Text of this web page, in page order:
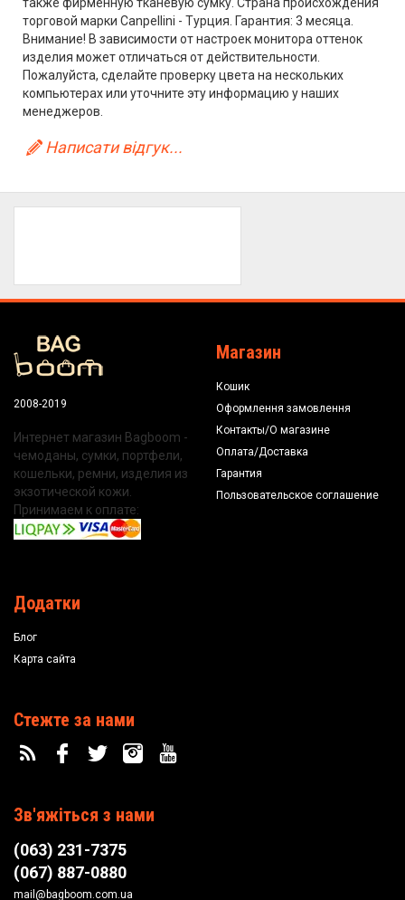
торговой марки Canpellini - Турция. Гарантия: 3 месяца.
Внимание! В зависимости от настроек монитора оттенок
изделия может отличаться от действительности.
Пожалуйста, сделайте проверку цвета на нескольких
компьютерах или уточните эту информацию у наших
менеджеров.
Написати відгук...
2008-2019
Интернет магазин Bagboom -
чемоданы, сумки, портфели,
кошельки, ремни, изделия из
экзотической кожи.
Принимаем к оплате:
Магазин
Кошик
Оформлення замовлення
Контакты/О магазине
Оплата/Доставка
Гарантия
Пользовательское соглашение
Додатки
Блог
Карта сайта
Стежте за нами
Зв'яжіться з нами
(063) 231-7375
(067) 887-0880
mail@bagboom.com.ua